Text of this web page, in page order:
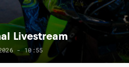
Livestream
- 10:55